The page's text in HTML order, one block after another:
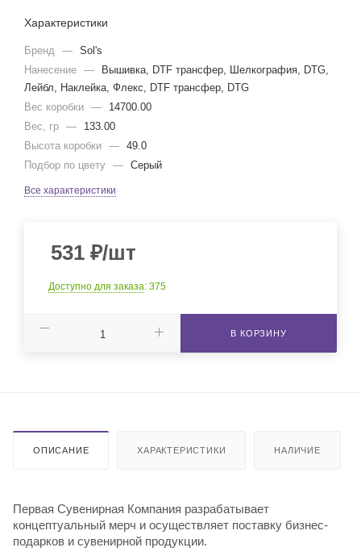
Характеристики
Бренд — Sol's
Нанесение —
Вышивка, DTF трансфер, Шелкография, DTG,
Лейбл, Наклейка, Флекс, DTF трансфер, DTG
Вес коробки —
14700.00
Вес, гр —
133.00
Высота коробки — 49.0
Подбор по цвету — Серый
Все характеристики
531 ₽/шт
Доступно для заказа: 375
В КОРЗИНУ
ОПИСАНИЕ ХАРАКТЕРИСТИКИ НАЛИЧИЕ
Первая Сувенирная Компания разрабатывает
концептуальный мерч и осуществляет поставку бизнес-
подарков и сувенирной продукции.